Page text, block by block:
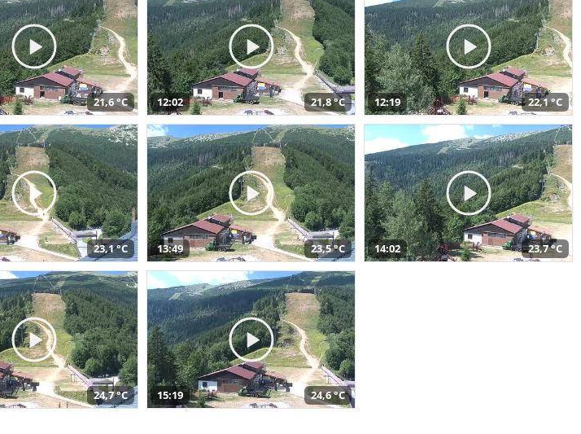
21,6 °C 12:02 21,8 °C 12:19 22,1 °C
23,1 °C 13:49 23,5 °C 14:02 23,7 °C
24,7 °C 15:19 24,6 °C